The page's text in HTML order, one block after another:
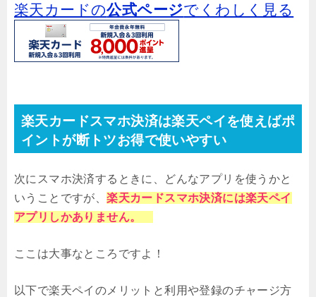
楽天カードの公式ページでくわしく見る
楽天カードスマホ決済は楽天ペイを使えばポ
イントが断トツお得で使いやすい
次にスマホ決済するときに、どんなアプリを使うかと
いうことですが、楽天カードスマホ決済には楽天ペイ
アプリしかありません。
ここは大事なところですよ！
以下で楽天ペイのメリットと利用や登録のチャージ方